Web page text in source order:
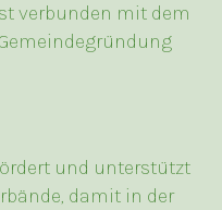
verbunden mit dem
und unterstützt
damit in der